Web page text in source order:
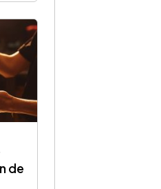
de